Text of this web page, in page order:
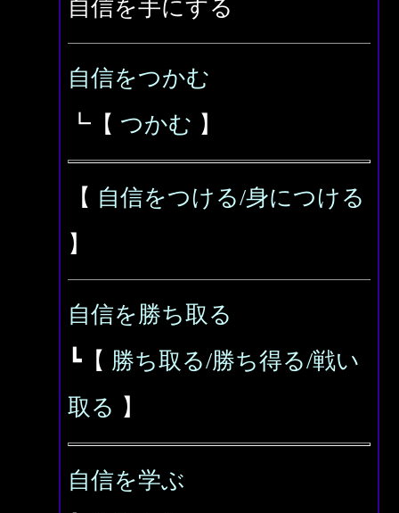
自信を手にする
自信をつかむ
┗【 つかむ 】
【 自信をつける/身につける
】
自信を勝ち取る
┗【 勝ち取る/勝ち得る/戦い
取る 】
自信を学ぶ